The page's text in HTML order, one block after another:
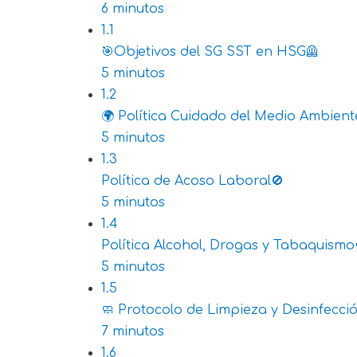
6 minutos
1.1
🎯Objetivos del SG SST en HSG🦺
5 minutos
1.2
🌍 Política Cuidado del Medio
5 minutos
1.3
Política de Acoso Laboral🚫
5 minutos
1.4
Política Alcohol, Drogas y
5 minutos
1.5
🧼 Protocolo de Limpieza y
7 minutos
1.6